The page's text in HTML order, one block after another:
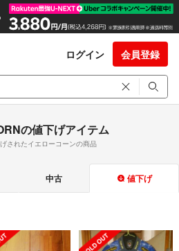
ログイン 会員登録
の値下げアイテム
されたイエローコーンの商品
中古 値下げ